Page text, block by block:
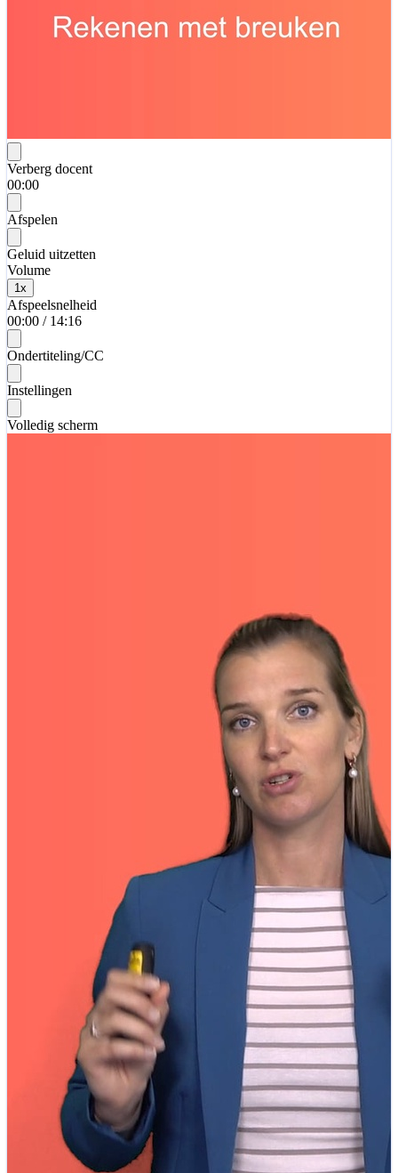
Verberg docent
00:00
Afspelen
Geluid uitzetten
Volume
1 x
Afspeelsnelheid
00:00 / 14:16
Ondertiteling/CC
Instellingen
Volledig scherm